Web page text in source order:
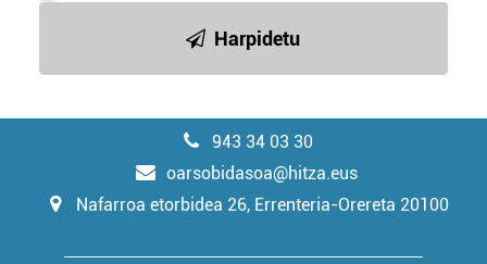
Harpidetu
943 34 03 30
oarsobidasoa@hitza.eus
Nafarroa etorbidea 26, Errenteria-Orereta 20100